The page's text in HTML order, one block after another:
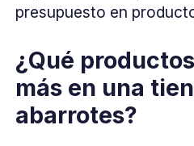
presupuesto en
¿Qué
más en una
abarrotes?